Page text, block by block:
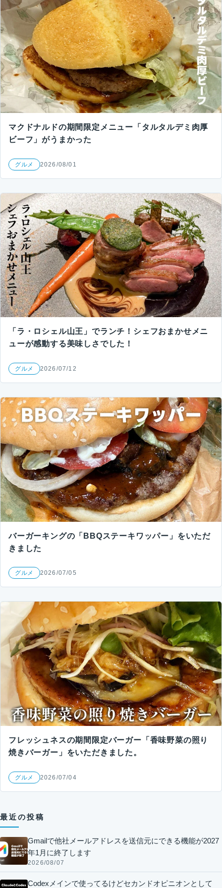
マクドナルドの期間限定メニュー「タルタルデミ肉厚
ビーフ」がうまかった
グルメ 2026/08/01
「ラ・ロシェル山王」でランチ！シェフおまかせメニ
ューが感動する美味しさでした！
グルメ 2026/07/12
バーガーキングの「BBQステーキワッパー」をいただ
きました
グルメ 2026/07/05
フレッシュネスの期間限定バーガー「香味野菜の照り
焼きバーガー」をいただきました。
グルメ 2026/07/04
最近の投稿
Gmailで他社メールアドレスを送信元にできる機能が2027
年1月に終了します
2026/08/07
Codexメインで使ってるけどセカンドオピニオンとして